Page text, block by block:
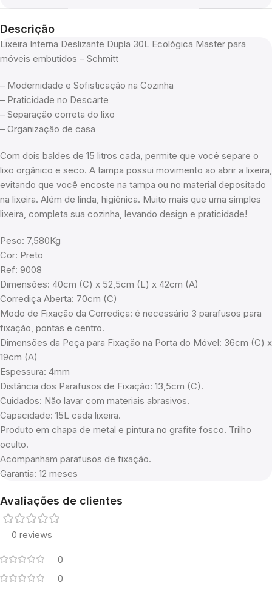
Descrição
Lixeira Interna Deslizante Dupla 30L Ecológica Master para
móveis embutidos – Schmitt
– Modernidade e Sofisticação na Cozinha
– Praticidade no Descarte
– Separação correta do lixo
– Organização de casa
Com dois baldes de 15 litros cada, permite que você separe o
lixo orgânico e seco. A tampa possui movimento ao abrir a lixeira,
evitando que você encoste na tampa ou no material depositado
na lixeira. Além de linda, higiênica. Muito mais que uma simples
lixeira, completa sua cozinha, levando design e praticidade!
Peso: 7,580Kg
Cor: Preto
Ref: 9008
Dimensões: 40cm (C) x 52,5cm (L) x 42cm (A)
Corrediça Aberta: 70cm (C)
Modo de Fixação da Corrediça: é necessário 3 parafusos para
fixação, pontas e centro.
Dimensões da Peça para Fixação na Porta do Móvel: 36cm (C) x
19cm (A)
Espessura: 4mm
Distância dos Parafusos de Fixação: 13,5cm (C).
Cuidados: Não lavar com materiais abrasivos.
Capacidade: 15L cada lixeira.
Produto em chapa de metal e pintura no grafite fosco. Trilho
oculto.
Acompanham parafusos de fixação.
Garantia: 12 meses
Avaliações de clientes
0 reviews
0
0